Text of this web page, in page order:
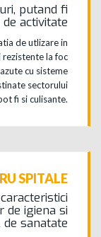
putand fi
activitate
de utlizare in
rezistente la foc
cu sisteme
sectorului
fi si culisante.
SPITALE
de igiena si
sanatate